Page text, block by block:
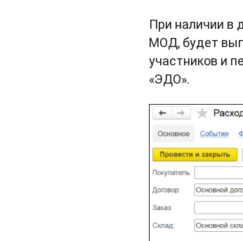
При наличии в
МОД, будет
участников и
«ЭДО».